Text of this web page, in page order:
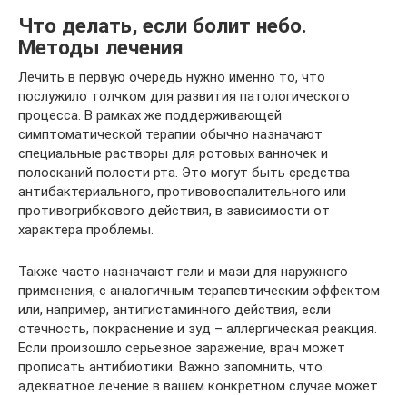
Что делать, если болит небо.
Методы лечения
Лечить в первую очередь нужно именно то, что
послужило толчком для развития патологического
процесса. В рамках же поддерживающей
симптоматической терапии обычно назначают
специальные растворы для ротовых ванночек и
полосканий полости рта. Это могут быть средства
антибактериального, противовоспалительного или
противогрибкового действия, в зависимости от
характера проблемы.
Также часто назначают гели и мази для наружного
применения, с аналогичным терапевтическим эффектом
или, например, антигистаминного действия, если
отечность, покраснение и зуд – аллергическая реакция.
Если произошло серьезное заражение, врач может
прописать антибиотики. Важно запомнить, что
адекватное лечение в вашем конкретном случае может